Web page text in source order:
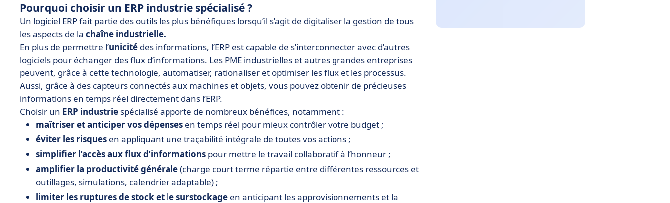
Pourquoi choisir un ERP industrie spécialisé ?
Un logiciel ERP fait partie des outils les plus bénéfiques lorsqu’il s’agit de digitaliser la gestion de tous
les aspects de la chaîne industrielle.
En plus de permettre l’unicité des informations, l’ERP est capable de s’interconnecter avec d’autres
logiciels pour échanger des flux d’informations. Les PME industrielles et autres grandes entreprises
peuvent, grâce à cette technologie, automatiser, rationaliser et optimiser les flux et les processus.
Aussi, grâce à des capteurs connectés aux machines et objets, vous pouvez obtenir de précieuses
informations en temps réel directement dans l’ERP.
Choisir un ERP industrie spécialisé apporte de nombreux bénéfices, notamment :
maîtriser et anticiper vos dépenses en temps réel pour mieux contrôler votre budget ;
éviter les risques en appliquant une traçabilité intégrale de toutes vos actions ;
simplifier l’accès aux flux d’informations pour mettre le travail collaboratif à l’honneur ;
amplifier la productivité générale(charge court terme répartie entre différentes ressources et
outillages, simulations, calendrier adaptable) ;
limiter les ruptures de stock et le surstockage en anticipant les approvisionnements et la